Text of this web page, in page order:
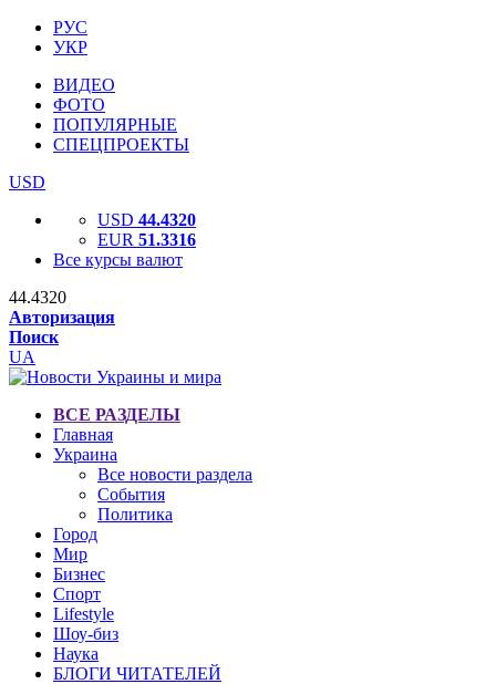
РУС
УКР
ВИДЕО
ФОТО
ПОПУЛЯРНЫЕ
СПЕЦПРОЕКТЫ
USD
USD 44.4320
EUR 51.3316
Все курсы валют
44.4320
Авторизация
Поиск
UA
ВСЕ РАЗДЕЛЫ
Главная
Украина
Все новости раздела
События
Политика
Город
Мир
Бизнес
Спорт
Lifestyle
Шоу-биз
Наука
БЛОГИ ЧИТАТЕЛЕЙ